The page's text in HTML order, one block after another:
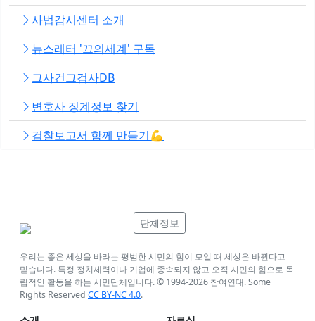
사법감시센터 소개
뉴스레터 '끄의세계' 구독
그사건그검사DB
변호사 징계정보 찾기
검찰보고서 함께 만들기💪
단체정보
우리는 좋은 세상을 바라는 평범한 시민의 힘이 모일 때 세상은 바뀐다고
믿습니다. 특정 정치세력이나 기업에 종속되지 않고 오직 시민의 힘으로 독
립적인 활동을 하는 시민단체입니다. © 1994-2026 참여연대. Some
Rights Reserved CC BY-NC 4.0.